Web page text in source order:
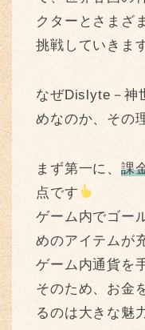
クターとさまざ
挑戦していきま
なぜDislyte－神
めなのか、その
まず第一に、課
点です
ゲーム内でゴー
めのアイテムが
ゲーム内通貨を
そのため、お金
るのは大きな魅